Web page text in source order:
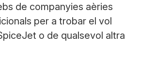
de companyies aèries
per a trobar el vol
o de qualsevol altra